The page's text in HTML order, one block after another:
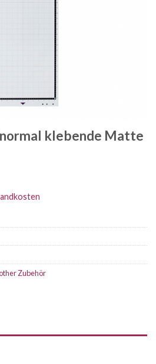
klebende Matte
Zubehör